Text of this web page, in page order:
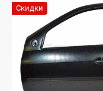
Скидки